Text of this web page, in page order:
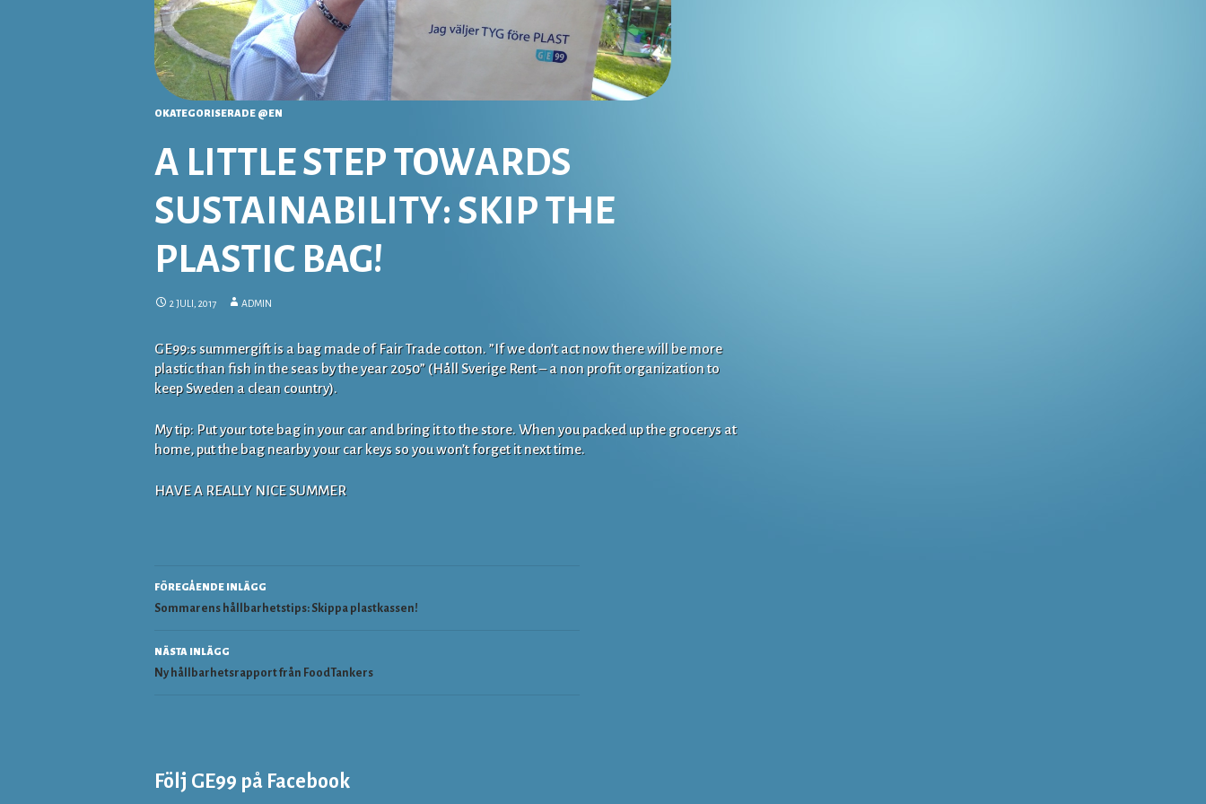
OKATEGORISERADE @EN
A LITTLE STEP TOWARDS
SUSTAINABILITY: SKIP THE
PLASTIC BAG!
2 JULI, 2017 ADMIN
GE99:s summergift is a bag made of Fair Trade cotton. ”If we don’t act now there will be more
plastic than fish in the seas by the year 2050” (Håll Sverige Rent – a non profit organization to
keep Sweden a clean country).
My tip: Put your tote bag in your car and bring it to the store. When you packed up the grocerys at
home, put the bag nearby your car keys so you won’t forget it next time.
HAVE A REALLY NICE SUMMER
Inläggsnavigering
FÖREGÅENDE INLÄGG
Sommarens hållbarhetstips: Skippa plastkassen!
NÄSTA INLÄGG
Ny hållbarhetsrapport från FoodTankers
Följ GE99 på Facebook